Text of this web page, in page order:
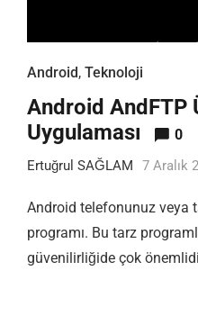
Android, Teknoloji
Android AndFTP
Uygulaması
0
Ertuğrul SAĞLAM 7 Aralık
Android telefonunuz veya
programı. Bu tarz
güvenilirliğide çok